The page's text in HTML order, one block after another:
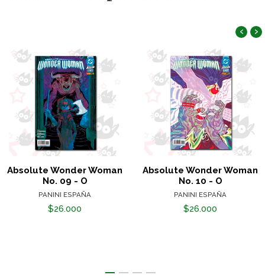
Absolute Wonder Woman
No. 09 - O
PANINI ESPAÑA
$26.000
Absolute Wonder Woman
No. 10 - O
PANINI ESPAÑA
$26.000
‹ ›